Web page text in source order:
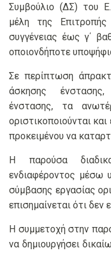
Συμβούλιο (ΔΣ) του
μέλη της
συγγένειας έως γ΄
οποιονδήποτε
Σε περίπτωση
άσκησης
ένστασης, τα
οριστικοποιούνται
προκειμένου να
Η παρούσα
ενδιαφέροντος μέσω
σύμβασης εργασίας
επισημαίνεται ότι δεν
Η συμμετοχή στην
να δημιουργήσει